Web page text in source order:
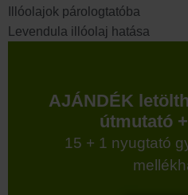
Illóolajok párologtatóba
Levendula illóolaj hatása
AJÁNDÉK
útmutató
15 + 1 nyugtató